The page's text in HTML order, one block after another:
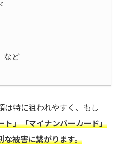
など
は特に狙われやすく、もし
ト」「マイナンバーカード」
な被害に繋がります。